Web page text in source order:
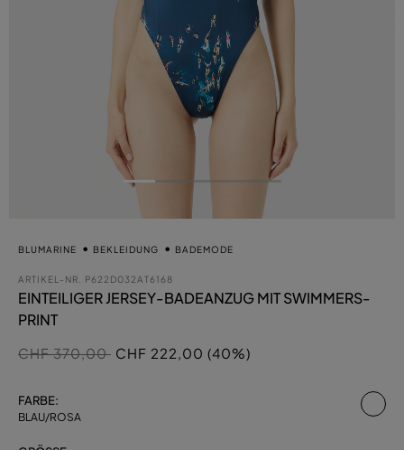
BLUMARINE BEKLEIDUNG BADEMODE
ARTIKEL-NR. P622D032AT6168
EINTEILIGER JERSEY-BADEANZUG MIT SWIMMERS-
PRINT
Preis reduziert von
CHF 370,00auf
CHF 222,00 (40%)
FARBE:
BLAU/ROSA